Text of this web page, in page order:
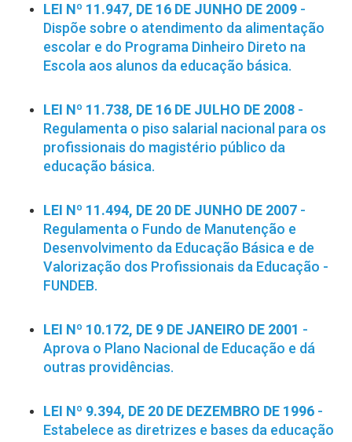
LEI Nº 11.947, DE 16 DE JUNHO DE 2009 -
Dispõe sobre o atendimento da alimentação
escolar e do Programa Dinheiro Direto na
Escola aos alunos da educação básica.
LEI Nº 11.738, DE 16 DE JULHO DE 2008 -
Regulamenta o piso salarial nacional para os
profissionais do magistério público da
educação básica.
LEI Nº 11.494, DE 20 DE JUNHO DE 2007 -
Regulamenta o Fundo de Manutenção e
Desenvolvimento da Educação Básica e de
Valorização dos Profissionais da Educação -
FUNDEB.
LEI Nº 10.172, DE 9 DE JANEIRO DE 2001 -
Aprova o Plano Nacional de Educação e dá
outras providências.
LEI Nº 9.394, DE 20 DE DEZEMBRO DE 1996 -
Estabelece as diretrizes e bases da educação